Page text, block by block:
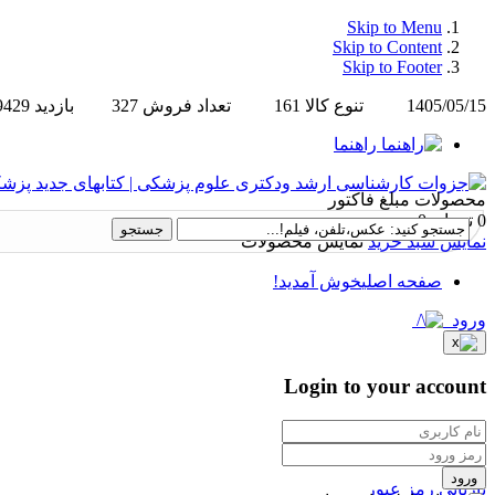
Skip to Menu
Skip to Content
Skip to Footer
1405/05/15 تنوع کالا 161 تعداد فروش 327 بازدید
راهنما
محصولات مبلغ فاکتور
0 تومان
0
نمایش سبد خرید نمایش محصولات
صفحه اصلیخوش آمدید!
ورود
Login to your account
ورود
بازیابی رمز عبور